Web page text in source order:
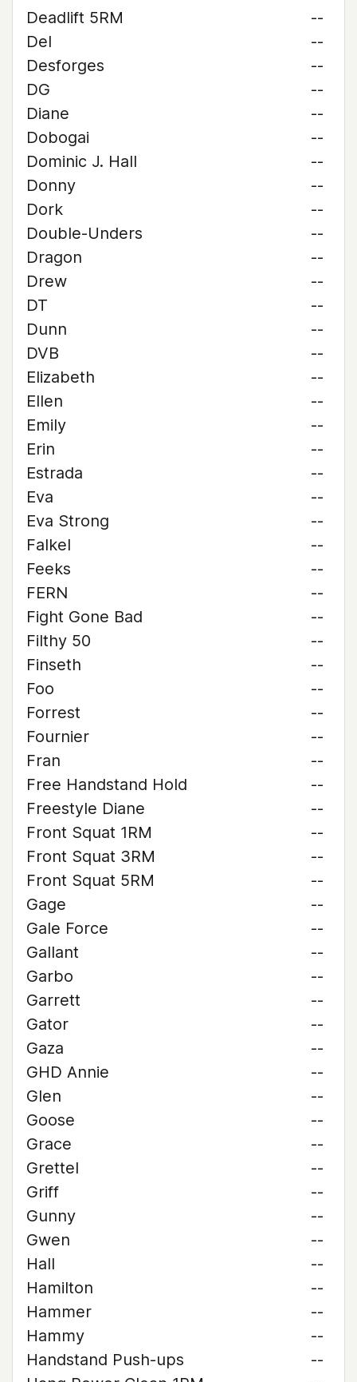
Deadlift 5RM
--
Del
--
Desforges
--
DG
--
Diane
--
Dobogai
--
Dominic J. Hall
--
Donny
--
Dork
--
Double-Unders
--
Dragon
--
Drew
--
DT
--
Dunn
--
DVB
--
Elizabeth
--
Ellen
--
Emily
--
Erin
--
Estrada
--
Eva
--
Eva Strong
--
Falkel
--
Feeks
--
FERN
--
Fight Gone Bad
--
Filthy 50
--
Finseth
--
Foo
--
Forrest
--
Fournier
--
Fran
--
Free Handstand Hold
--
Freestyle Diane
--
Front Squat 1RM
--
Front Squat 3RM
--
Front Squat 5RM
--
Gage
--
Gale Force
--
Gallant
--
Garbo
--
Garrett
--
Gator
--
Gaza
--
GHD Annie
--
Glen
--
Goose
--
Grace
--
Grettel
--
Griff
--
Gunny
--
Gwen
--
Hall
--
Hamilton
--
Hammer
--
Hammy
--
Handstand Push-ups
--